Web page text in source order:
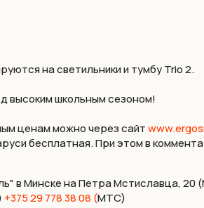
на светильники и тумбу Trio 2.
высоким школьным сезоном!
ценам можно через сайт
бесплатная. При этом в
в Минске на Петра Мстиславца,
+375 29 778 38 08 (МТС)